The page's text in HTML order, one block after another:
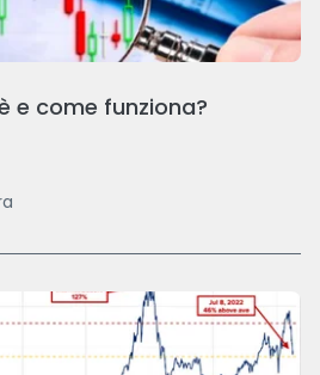
e come funziona?